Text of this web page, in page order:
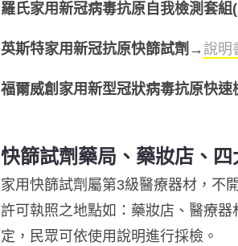
羅氏家用新冠病毒抗原自我檢測套組
英斯特家用新冠抗原快篩試劑 →說明
福爾威創家用新型冠狀病毒抗原快速
快篩試劑藥局、藥妝店、
家用快篩試劑屬第3級醫療器材，不
許可執照之地點如：藥妝店、醫療
定，民眾可依使用說明進行採檢。